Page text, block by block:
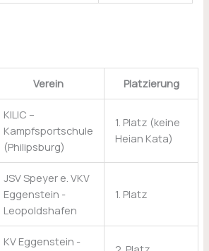
Verein Platzierung
KILIC –
Kampfsportschule
(Philipsburg)
1. Platz (keine
Heian Kata)
JSV Speyer e. VKV
Eggenstein -
Leopoldshafen
1. Platz
KV Eggenstein -